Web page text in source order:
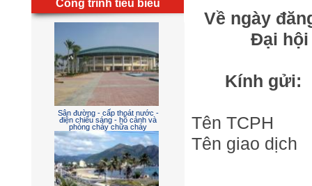
Công trình tiêu biểu
Sân đường - cấp thoát nước -
điện chiếu sáng - hồ cảnh và
phòng cháy chữa cháy
Về ngày
Đại hội
Kính gửi:
Tên
Tên giao